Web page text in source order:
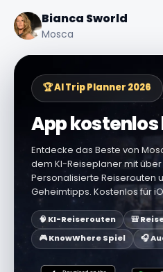
Bianca Sworld
Mosca
🏆 AI Trip Planner 2026
App
Entdecke das Beste von
dem KI-Reiseplaner mit über
Personalisierte Reiserouten
Geheimtipps. Kostenlos für
🧠 KI-Reiserouten
🎒
🎮 KnowWhere Spiel
🎧